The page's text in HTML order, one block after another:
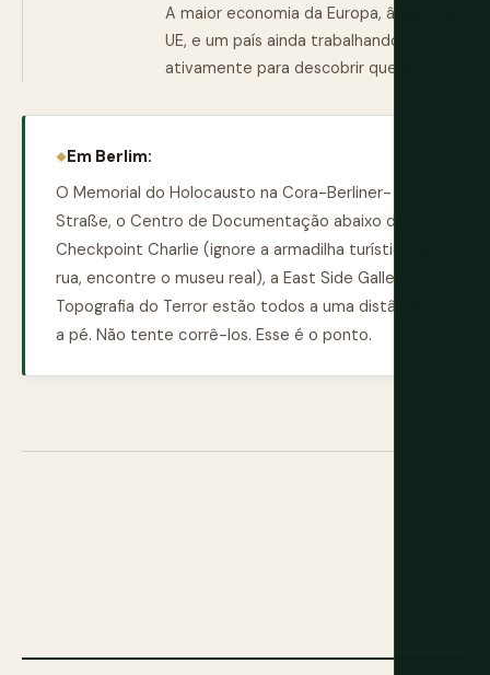
A maior economia da Europa, âncora da
UE, e um país ainda trabalhando
ativamente para descobrir quem é.
Em Berlim:
O Memorial do Holocausto na Cora-Berliner-
Straße, o Centro de Documentação abaixo dele,
Checkpoint Charlie (ignore a armadilha turística na
rua, encontre o museu real), a East Side Gallery e a
Topografia do Terror estão todos a uma distância
a pé. Não tente corrê-los. Esse é o ponto.